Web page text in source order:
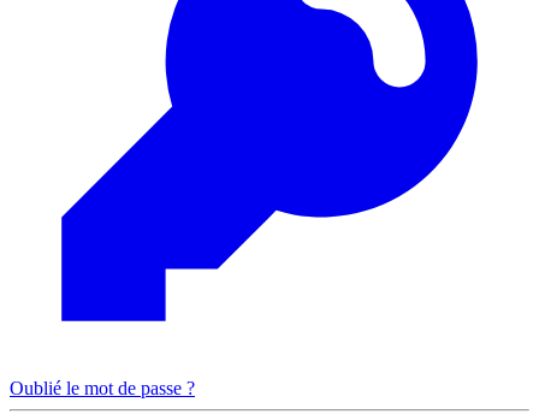
Oublié le mot de passe ?